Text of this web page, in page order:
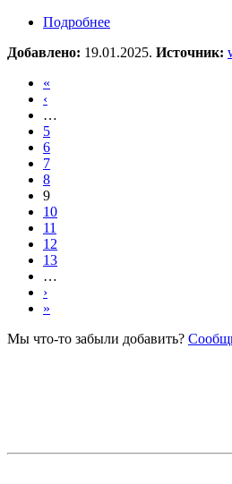
Подробнее
Добавлено: 19.01.2025. Источник:
«
‹
…
5
6
7
8
9
10
11
12
13
…
›
»
Мы что-то забыли добавить?